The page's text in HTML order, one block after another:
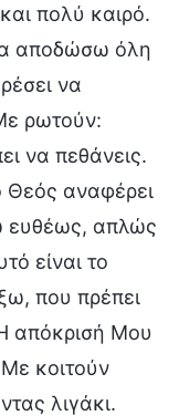
πολύ καιρό.
αποδώσω όλη
να
ρωτούν:
να πεθάνεις.
Θεός αναφέρει
ευθέως, απλώς
είναι το
που πρέπει
απόκρισή Μου
κοιτούν
λιγάκι.